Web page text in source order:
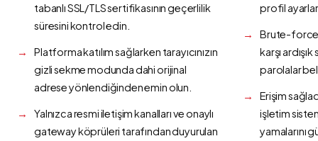
tabanlı SSL/TLS sertifikasının geçerlilik
süresini kontrol edin.
Platforma katılım sağlarken tarayıcınızın
gizli sekme modunda dahi orijinal
adrese yönlendiğinden emin olun.
Yalnızca resmi iletişim kanalları ve onaylı
gateway köprüleri tarafından duyurulan
profil
Brute-force
karşı
parolalar
Erişim
işletim
yamalarını